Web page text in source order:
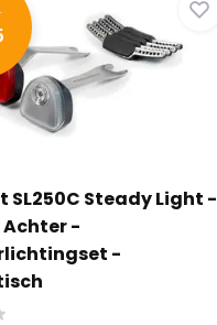
SL250C Steady Light -
Achter -
-